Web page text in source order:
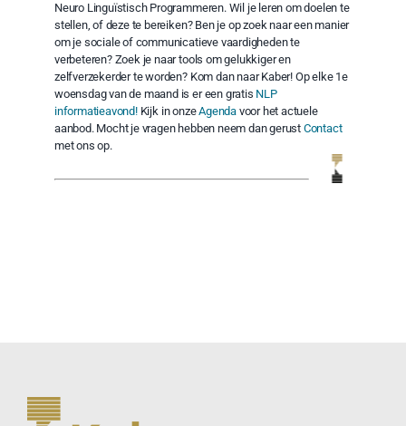
Neuro Linguïstisch Programmeren. Wil je leren om doelen te
stellen, of deze te bereiken? Ben je op zoek naar een manier
om je sociale of communicatieve vaardigheden te
verbeteren? Zoek je naar tools om gelukkiger en
zelfverzekerder te worden? Kom dan naar Kaber! Op elke 1e
woensdag van de maand is er een gratis NLP
informatieavond!Kijk in onzeAgenda voor het actuele
aanbod. Mocht je vragen hebben neem dan gerust Contact
met ons op.